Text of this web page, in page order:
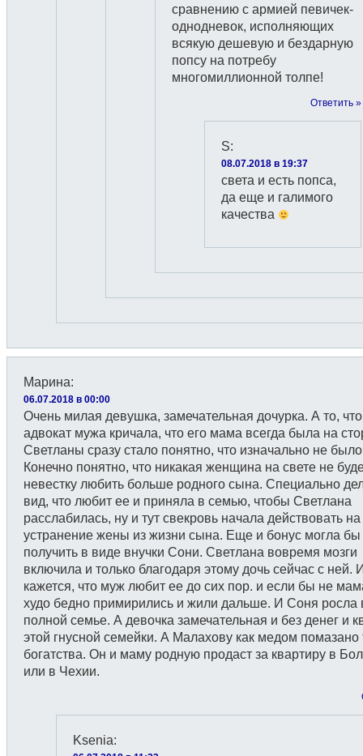
сравнению с армией певичек-
однодневок, исполняющих
всякую дешевую и бездарную
попсу на потребу
многомиллионной толпе!
Ответить »
S:
08.07.2018 в 19:37
света и есть попса,
да еще и галимого
качества
Марина:
06.07.2018 в 00:00
Очень милая девушка, замечательная дочурка. А то, что
адвокат мужа кричала, что его мама всегда была на
Светланы сразу стало понятно, что изначально не
Конечно понятно, что никакая женщина на свете не
невестку любить больше родного сына. Специально
вид, что любит ее и приняла в семью, чтобы Светлана
расслабилась, ну и тут свекровь начала действовать на
устранение жены из жизни сына. Еще и бонус могла бы
получить в виде внучки Сони. Светлана вовремя мозги
включила и только благодаря этому дочь сейчас с ней.
кажется, что муж любит ее до сих пор. и если бы не
худо бедно примирились и жили дальше. И Соня росла
полной семье. А девочка замечательная и без денег и
этой гнусной семейки. А Малахову как медом помазано
богатства. Он и маму родную продаст за квартиру в
или в Чехии.
Ksenia: